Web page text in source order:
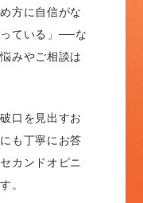
方に自信がな
ている」──な
みやご相談は
口を見出すお
も丁寧にお答
カンドオピニ
。